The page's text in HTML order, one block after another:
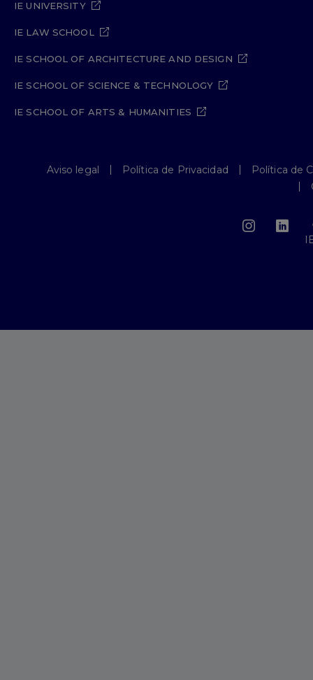
IE UNIVERSITY
IE LAW SCHOOL
IE SCHOOL OF ARCHITECTURE AND DESIGN
IE SCHOOL OF SCIENCE & TECHNOLOGY
IE SCHOOL OF ARTS & HUMANITIES
Aviso legal Política de Privacidad
Política de